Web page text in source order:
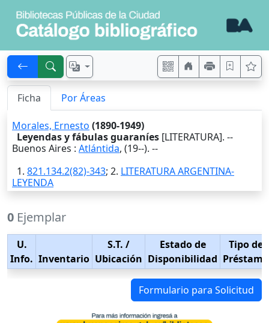
Ficha Por Áreas
Morales, Ernesto (1890-1949)
Leyendas y fábulas guaraníes [LITERATURA]. --
Buenos Aires : Atlántida, (19--). --
1. 821.134.2(82)-343; 2. LITERATURA ARGENTINA-
LEYENDA
0 Ejemplar
U.
Info. Inventario
S.T. /
Ubicación
Estado de
Disponibilidad
Tipo de
Préstamo
Formulario para Solicitud